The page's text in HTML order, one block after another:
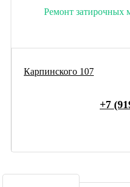
Ремонт затирочных
Карпинского 107
+7